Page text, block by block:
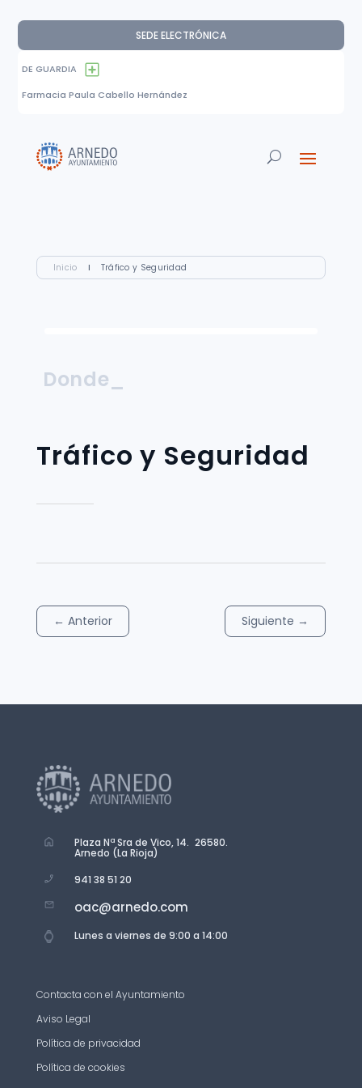
SEDE ELECTRÓNICA
DE GUARDIA
Farmacia Paula Cabello Hernández
Inicio I Tráfico y Seguridad
Donde_
Tráfico y Seguridad
← Anterior Siguiente →
Plaza Nª Sra de Vico, 14. 26580.
Arnedo (La Rioja)
941 38 51 20
oac@arnedo.com
Lunes a viernes de 9:00 a 14:00
Contacta con el Ayuntamiento
Aviso Legal
Política de privacidad
Política de cookies